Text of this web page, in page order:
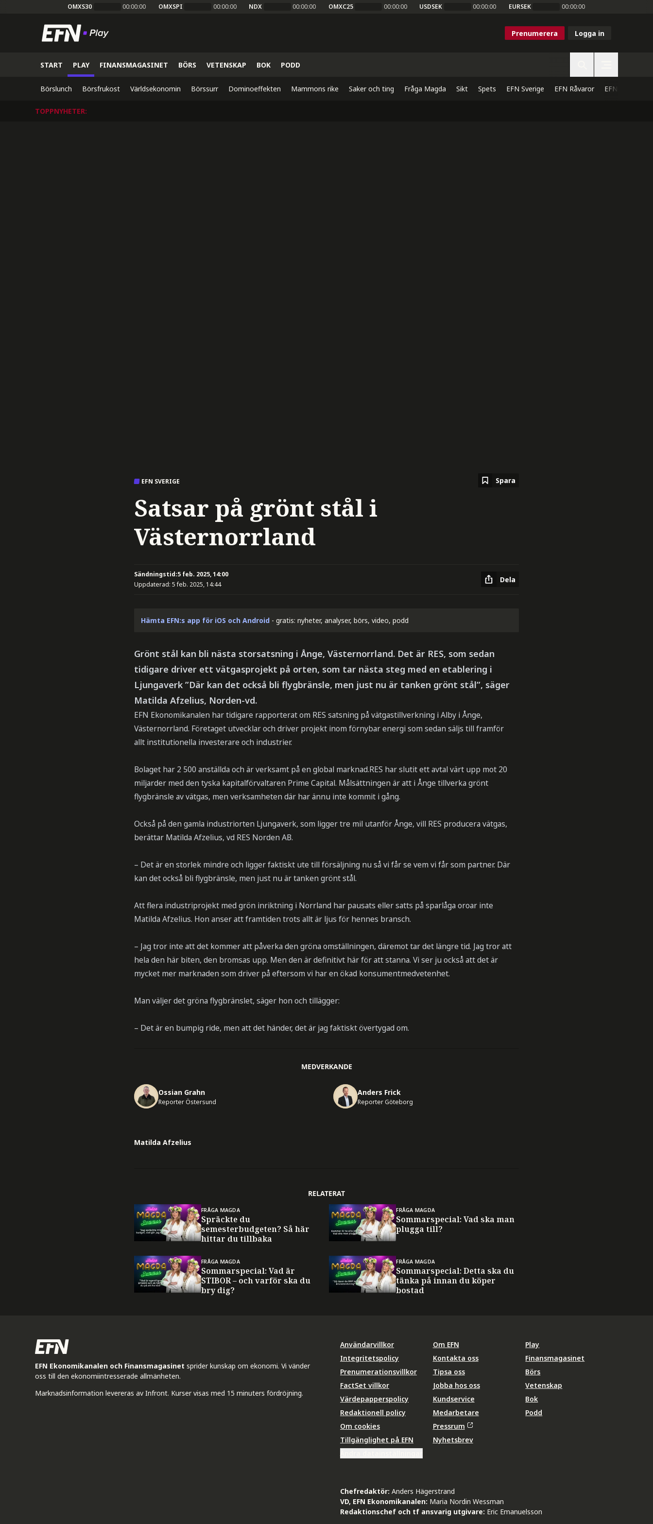
OMXS30 00:00:00 OMXSPI 00:00:00 NDX 00:00:00 OMXC25 00:00:00 USDSEK 00:00:00 EURSEK 00:00:00
Prenumerera Logga in
START PLAY FINANSMAGASINET BÖRS VETENSKAP BOK PODD
Börslunch Börsfrukost Världsekonomin Börssurr Dominoeffekten Mammons rike Saker och ting Fråga Magda Sikt Spets EFN Sverige EFN Råvaror EFN Direkt
TOPPNYHETER:
EFN SVERIGE Spara
Satsar på grönt stål i
Västernorrland
Sändningstid:5 feb. 2025, 14:00
Uppdaterad: 5 feb. 2025, 14:44
Dela
Hämta EFN:s app för iOS och Android - gratis: nyheter, analyser, börs, video, podd
Grönt stål kan bli nästa storsatsning i Ånge, Västernorrland. Det är RES, som sedan
tidigare driver ett vätgasprojekt på orten, som tar nästa steg med en etablering i
Ljungaverk ”Där kan det också bli flygbränsle, men just nu är tanken grönt stål”, säger
Matilda Afzelius, Norden-vd.
EFN Ekonomikanalen har tidigare rapporterat om RES satsning på vätgastillverkning i Alby i Ånge,
Västernorrland. Företaget utvecklar och driver projekt inom förnybar energi som sedan säljs till framför
allt institutionella investerare och industrier.
Bolaget har 2 500 anställda och är verksamt på en global marknad.RES har slutit ett avtal värt upp mot 20
miljarder med den tyska kapitalförvaltaren Prime Capital. Målsättningen är att i Ånge tillverka grönt
flygbränsle av vätgas, men verksamheten där har ännu inte kommit i gång.
Också på den gamla industriorten Ljungaverk, som ligger tre mil utanför Ånge, vill RES producera vätgas,
berättar Matilda Afzelius, vd RES Norden AB.
– Det är en storlek mindre och ligger faktiskt ute till försäljning nu så vi får se vem vi får som partner. Där
kan det också bli flygbränsle, men just nu är tanken grönt stål.
Att flera industriprojekt med grön inriktning i Norrland har pausats eller satts på sparlåga oroar inte
Matilda Afzelius. Hon anser att framtiden trots allt är ljus för hennes bransch.
– Jag tror inte att det kommer att påverka den gröna omställningen, däremot tar det längre tid. Jag tror att
hela den här biten, den bromsas upp. Men den är definitivt här för att stanna. Vi ser ju också att det är
mycket mer marknaden som driver på eftersom vi har en ökad konsumentmedvetenhet.
Man väljer det gröna flygbränslet, säger hon och tillägger:
– Det är en bumpig ride, men att det händer, det är jag faktiskt övertygad om.
MEDVERKANDE
Ossian Grahn
Reporter Östersund
Anders Frick
Reporter Göteborg
Matilda Afzelius
RELATERAT
FRÅGA MAGDA
Spräckte du
semesterbudgeten? Så här
hittar du tillbaka
FRÅGA MAGDA
Sommarspecial: Vad ska man
plugga till?
FRÅGA MAGDA
Sommarspecial: Vad är
STIBOR – och varför ska du
bry dig?
FRÅGA MAGDA
Sommarspecial: Detta ska du
tänka på innan du köper
bostad
EFN Ekonomikanalen och Finansmagasinet sprider kunskap om ekonomi. Vi vänder
oss till den ekonomiintresserade allmänheten.
Marknadsinformation levereras av Infront. Kurser visas med 15 minuters fördröjning.
Användarvillkor
Integritetspolicy
Prenumerationsvillkor
FactSet villkor
Värdepapperspolicy
Redaktionell policy
Om cookies
Tillgänglighet på EFN
Om EFN
Kontakta oss
Tipsa oss
Jobba hos oss
Kundservice
Medarbetare
Pressrum
Nyhetsbrev
Play
Finansmagasinet
Börs
Vetenskap
Bok
Podd
Chefredaktör: Anders Hägerstrand
VD, EFN Ekonomikanalen: Maria Nordin Wessman
Redaktionschef och tf ansvarig utgivare: Eric Emanuelsson